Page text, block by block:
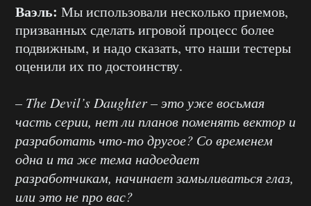
Ваэль: Мы использовали несколько приемов,
призванных сделать игровой процесс более
подвижным, и надо сказать, что наши тестеры
оценили их по достоинству.
– The Devil’s Daughter – это уже восьмая
часть серии, нет ли планов поменять вектор и
разработать что-то другое? Со временем
одна и та же тема надоедает
разработчикам, начинает замыливаться глаз,
или это не про вас?